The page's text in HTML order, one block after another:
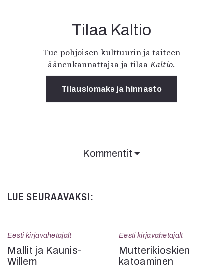
Tilaa Kaltio
Tue pohjoisen kulttuurin ja taiteen
äänenkannattajaa ja tilaa Kaltio.
Tilauslomake ja hinnasto
Kommentit
LUE SEURAAVAKSI:
Eesti kirjavahetajalt
Mallit ja Kaunis-
Willem
Eesti kirjavahetajalt
Mutteri­kioskien
katoaminen